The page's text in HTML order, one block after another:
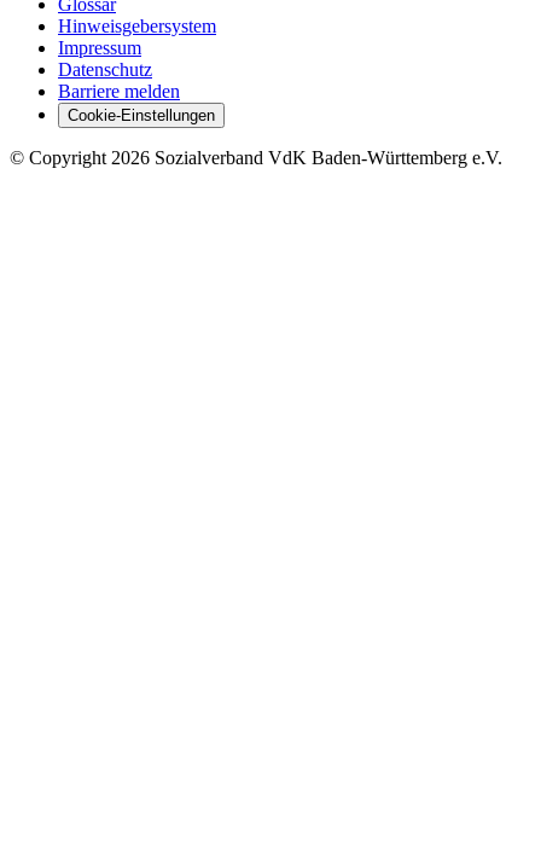
Glossar
Hinweisgebersystem
Impressum
Datenschutz
Barriere melden
Cookie-Einstellungen
© Copyright 2026 Sozialverband VdK Baden-Württemberg e.V.